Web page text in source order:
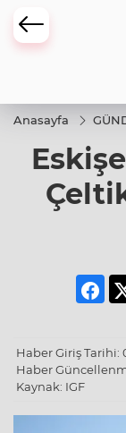
Anasayfa
Haber Giriş Tarihi:
Haber
Kaynak: IGF